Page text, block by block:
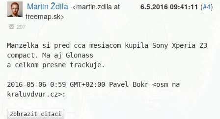
6.5.2016 09:41:11 (#4)
Martin Ždila <martin.zdila at
freemap.sk>
207
Manzelka si pred cca mesiacom kupila Sony Xperia Z3
compact. Ma aj Glonass
a celkom presne trackuje.
2016-05-06 0:59 GMT+02:00 Pavel Bokr <osm na
kraluvdvur.cz>:
zobrazit citaci